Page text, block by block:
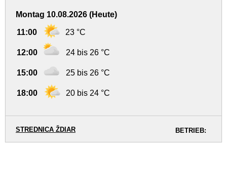
Montag 10.08.2026 (Heute)
11:00 23 °C
12:00 24 bis 26 °C
15:00 25 bis 26 °C
18:00 20 bis 24 °C
BETRIEB:
STREDNICA ŽDIAR